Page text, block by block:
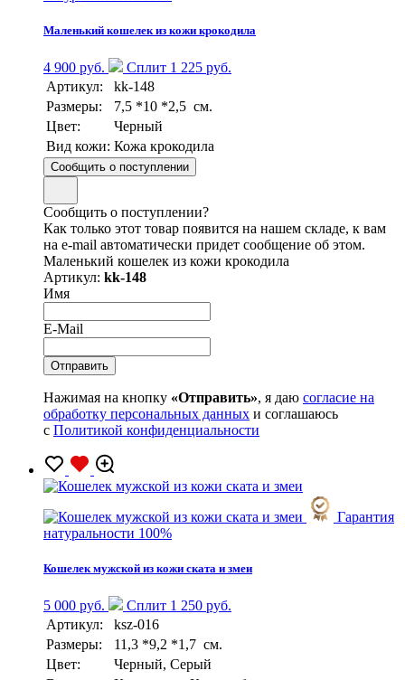
Маленький кошелек из кожи крокодила
4 900 руб.
Сплит 1 225 руб.
Артикул:
kk-148
Размеры:
7,5 *10 *2,5 см.
Цвет:
Черный
Вид кожи: Кожа крокодила
Сообщить о поступлении
Сообщить о поступлении?
Как только этот товар появится на нашем складе, к вам
на e-mail автоматически придет сообщение об этом.
Маленький кошелек из кожи крокодила
Артикул: kk-148
Имя
E-Mail
Нажимая на кнопку «Отправить», я даю согласие на
обработку персональных данных и соглашаюсь
с Политикой конфиденциальности
Гарантия
натуральности 100%
Кошелек мужской из кожи ската и змеи
5 000 руб.
Сплит 1 250 руб.
Артикул:
ksz-016
Размеры:
11,3 *9,2 *1,7 см.
Цвет:
Черный, Серый